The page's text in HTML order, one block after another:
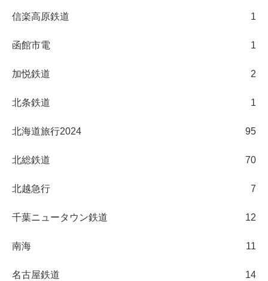
信楽高原鉄道 1
函館市電 1
加悦鉄道 2
北条鉄道 1
北海道旅行2024 95
北総鉄道 70
北越急行 7
千葉ニュータウン鉄道 12
南海 11
名古屋鉄道 14